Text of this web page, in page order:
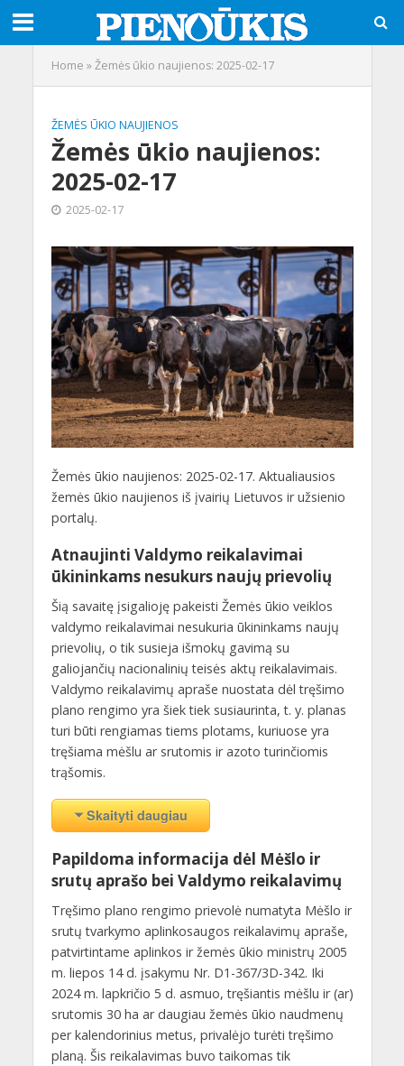
Home »Žemės ūkio naujienos: 2025-02-17
ŽEMĖS ŪKIO NAUJIENOS
Žemės ūkio naujienos:
2025-02-17
2025-02-17
Žemės ūkio naujienos: 2025-02-17. Aktualiausios
žemės ūkio naujienos iš įvairių Lietuvos ir užsienio
portalų.
Atnaujinti Valdymo reikalavimai
ūkininkams nesukurs naujų prievolių
Šią savaitę įsigalioję pakeisti Žemės ūkio veiklos
valdymo reikalavimai nesukuria ūkininkams naujų
prievolių, o tik susieja išmokų gavimą su
galiojančių nacionalinių teisės aktų reikalavimais.
Valdymo reikalavimų apraše nuostata dėl tręšimo
plano rengimo yra šiek tiek susiaurinta, t. y. planas
turi būti rengiamas tiems plotams, kuriuose yra
tręšiama mėšlu ar srutomis ir azoto turinčiomis
trąšomis.
Skaityti daugiau
Papildoma informacija dėl Mėšlo ir
srutų aprašo bei Valdymo reikalavimų
Tręšimo plano rengimo prievolė numatyta Mėšlo ir
srutų tvarkymo aplinkosaugos reikalavimų apraše,
patvirtintame aplinkos ir žemės ūkio ministrų 2005
m. liepos 14 d. įsakymu Nr. D1-367/3D-342. Iki
2024 m. lapkričio 5 d. asmuo, tręšiantis mėšlu ir (ar)
srutomis 30 ha ar daugiau žemės ūkio naudmenų
per kalendorinius metus, privalėjo turėti tręšimo
planą. Šis reikalavimas buvo taikomas tik